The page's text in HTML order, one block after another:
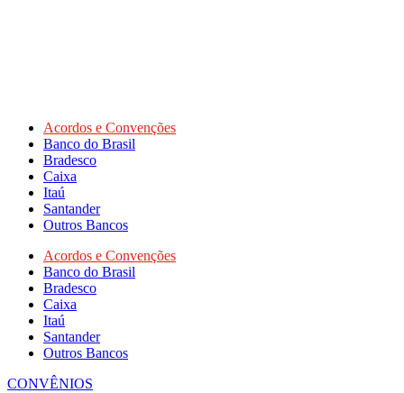
Acordos e Convenções
Banco do Brasil
Bradesco
Caixa
Itaú
Santander
Outros Bancos
Acordos e Convenções
Banco do Brasil
Bradesco
Caixa
Itaú
Santander
Outros Bancos
CONVÊNIOS